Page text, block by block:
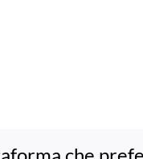
che